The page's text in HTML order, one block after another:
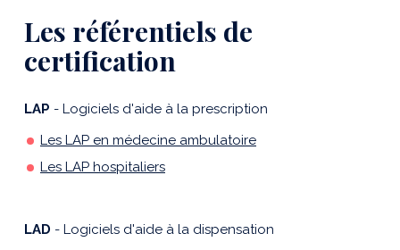
Les référentiels de
certification
LAP - Logiciels d'aide à la prescription
Les LAP en médecine ambulatoire
Les LAP hospitaliers
LAD - Logiciels d'aide à la dispensation